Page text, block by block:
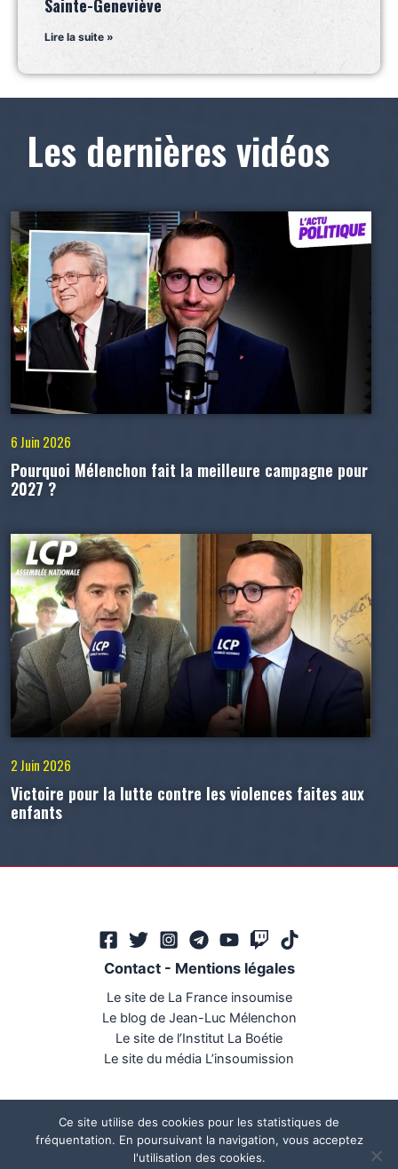
Sainte-Geneviève
Lire la suite »
Les dernières vidéos
6 Juin 2026
Pourquoi Mélenchon fait la meilleure campagne pour
2027 ?
2 Juin 2026
Victoire pour la lutte contre les violences faites aux
enfants
Contact- Mentions légales
Le site de La France insoumise
Le blog de Jean-Luc Mélenchon
Le site de l’Institut La Boétie
Le site du média L’insoumission
Ce site utilise des cookies pour les statistiques de
fréquentation. En poursuivant la navigation, vous acceptez
l'utilisation des cookies.